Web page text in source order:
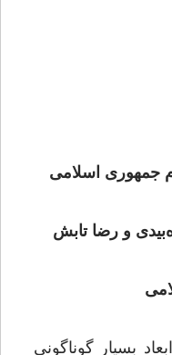
جمهوری اسلامی
و رضا تابش
بسیار گوناگونی